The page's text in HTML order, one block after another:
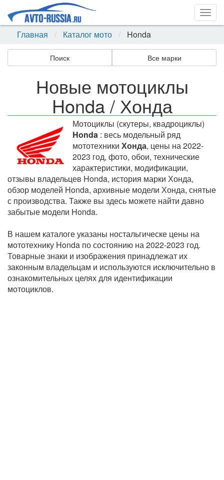
Главная
Каталог мото Honda
Поиск Все марки
Новые мотоциклы
Honda / Хонда
Мотоциклы (скутеры, квадроциклы)
Honda : весь модельный ряд
мототехники Хонда, цены на 2022-
2023 год, фото, обои, технические
характеристики, модификации,
отзывы владельцев Honda, история марки Хонда,
обзор моделей Honda, архивные модели Хонда, снятые
с производства. Также вы здесь можете найти давно
забытые модели Honda.
В нашем каталоге указаны ностальгическе цены на
мототехнику Honda по состоянию на 2022-2023 год.
Товарные знаки и изображения принадлежат их
законным владельцам и используются исключительно в
ознакомительных целях для идентификации
мотоциклов.